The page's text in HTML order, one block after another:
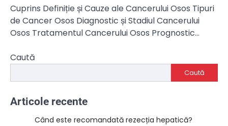
Cuprins Definiție și Cauze ale Cancerului Osos Tipuri
de Cancer Osos Diagnostic și Stadiul Cancerului
Osos Tratamentul Cancerului Osos Prognostic…
Caută
Caută
Articole recente
Când este recomandată rezecția hepatică?